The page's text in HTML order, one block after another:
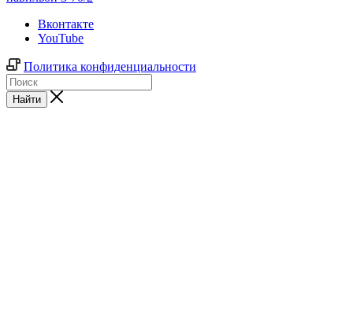
Вконтакте
YouTube
Политика конфиденциальности
Найти